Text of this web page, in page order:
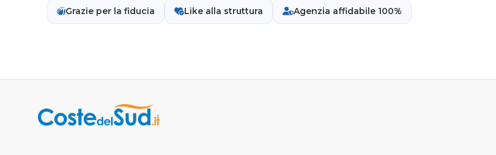
Grazie per la fiducia Like alla struttura Agenzia affidabile 100%